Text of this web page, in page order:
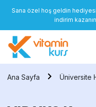
Sana özel hoş geldin
indirim
Ana Sayfa Üniversite